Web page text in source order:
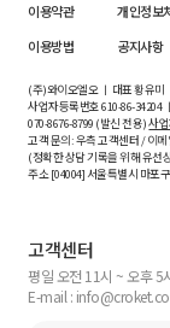
이용약관 개인정보
이용방법
공지사항
(주)와이오엘오 ㅣ 대표 황유미
사업자등록번호610-86-34204
070-8676-8799 (발신 전용)사
고객 문의: 우측 고객센터 / 이
(정확한 상담 기록을 위해 유선
주소 [04004] 서울특별시 마포
고객센터
평일 오전 11시 ~ 오후 5
E-mail :